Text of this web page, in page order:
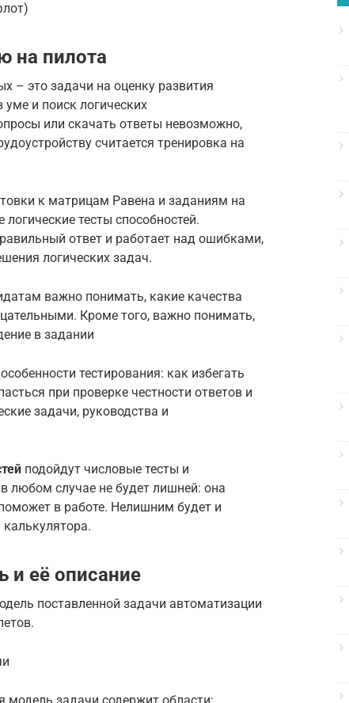
на пилота
– это задачи на оценку развития
уме и поиск логических
или скачать ответы невозможно,
считается тренировка на
к матрицам Равена и заданиям на
тесты способностей.
ответ и работает над ошибками,
логических задач.
важно понимать, какие качества
Кроме того, важно понимать,
в задании
тестирования: как избегать
при проверке честности ответов и
задачи, руководства и
подойдут числовые тесты и
любом случае не будет лишней: она
в работе. Нелишним будет и
калькулятора.
и её описание
поставленной задачи автоматизации